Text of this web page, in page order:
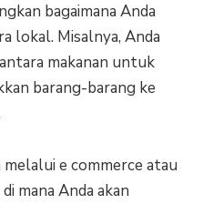
bagaimana Anda
lokal. Misalnya, Anda
makanan untuk
barang-barang ke
e commerce atau
mana Anda akan